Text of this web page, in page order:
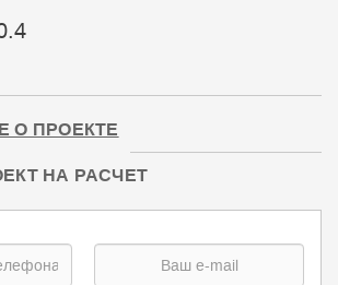
О ПРОЕКТЕ
НА РАСЧЕТ